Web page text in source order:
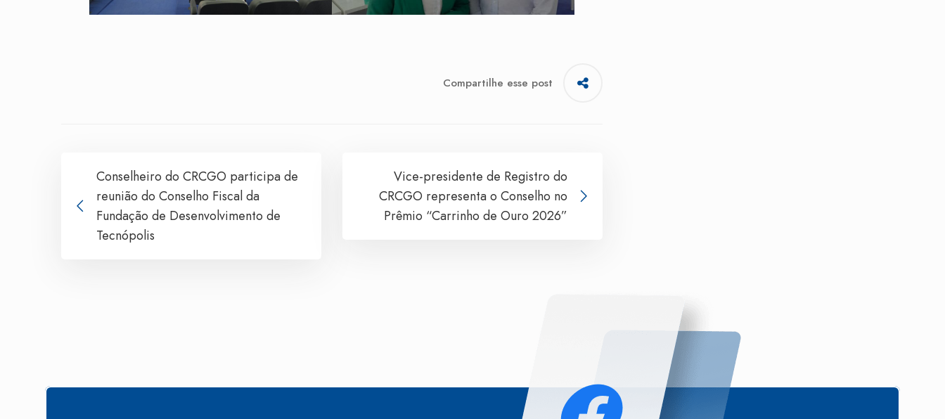
Compartilhe esse post
Conselheiro do CRCGO participa de
reunião do Conselho Fiscal da
Fundação de Desenvolvimento de
Tecnópolis
Vice-presidente de Registro do
CRCGO representa o Conselho no
Prêmio “Carrinho de Ouro 2026”